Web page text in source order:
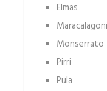
Elmas
Monserrato
Pirri
Pula